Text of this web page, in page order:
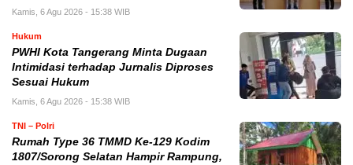
Kamis, 6 Agu 2026 - 15:38 WIB
Hukum
PWHI Kota Tangerang Minta Dugaan
Intimidasi terhadap Jurnalis Diproses
Sesuai Hukum
Kamis, 6 Agu 2026 - 15:38 WIB
TNI – Polri
Rumah Type 36 TMMD Ke-129 Kodim
1807/Sorong Selatan Hampir Rampung,